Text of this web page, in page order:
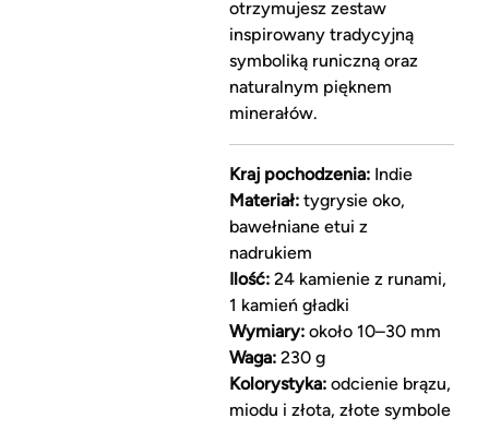
otrzymujesz zestaw
inspirowany tradycyjną
symboliką runiczną oraz
naturalnym pięknem
minerałów.
Kraj pochodzenia:Indie
Materiał:tygrysie oko,
bawełniane etui z
nadrukiem
Ilość:24 kamienie z runami,
1 kamień gładki
Wymiary:około 10–30 mm
Waga:230 g
Kolorystyka:odcienie brązu,
miodu i złota, złote symbole